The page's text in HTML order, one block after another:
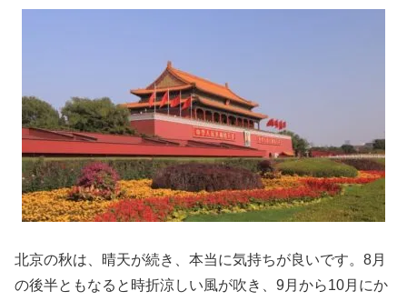
北京の秋は、晴天が続き、本当に気持ちが良いです。8月
の後半ともなると時折涼しい風が吹き、9月から10月にか